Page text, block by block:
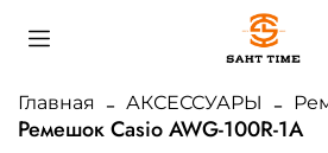
Главная АКСЕССУАРЫ
Ремешок Casio AWG-100R-1A